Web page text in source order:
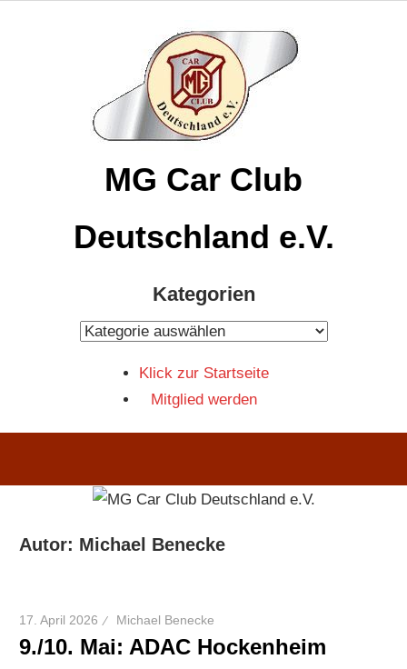
MG Car Club
Deutschland e.V.
Kategorien
Kategorien
Klick zur Startseite
Mitglied werden
Autor: Michael Benecke
17. April 2026 Michael Benecke
9./10. Mai: ADAC Hockenheim